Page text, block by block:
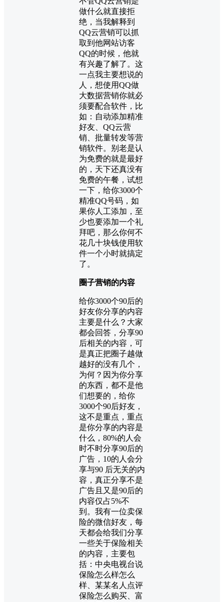
做什么就直接拒
绝，当我解释到
QQ云营销可以抓
取到他网站访客
QQ的时候，他就
有兴趣了解了。这
一点我主要想说的
人，想使用QQ做
大数据营销你就必
须要配合软件，比
如：自动添加精准
好友、QQ云营
销、批量转发等营
销软件。别老是认
为免费的就是最好
的，天下还真没有
免费的午餐，试想
一下，给你3000个
精准QQ号码，如
果你人工添加，至
少也要添加一个礼
拜吧，那么你何不
花几十块钱使用软
件一个小时就搞定
了。
圈子营销的内容
给你3000个90后的
好友你分享的内容
主要是什么？大家
都会回答，分享90
后相关的内容，可
是真正把圈子越做
越好的没有几个，
为何？因为你分享
的东西，都不是他
们想要的，给你
3000个90后好友，
这不是重点，重点
是你分享的内容是
什么，80%的人会
时不时分享90后的
广告，10的人会分
享与90 后无关的内
容，真正分享不是
广告且又是90后的
内容仅占5%不
到。我有一位卖保
险的微信好友，每
天都会给我们分享
一些关于保险相关
的内容，主要包
括：中央电视台说
保险怎么样怎么
样、某某名人点评
保险怎么购买、富